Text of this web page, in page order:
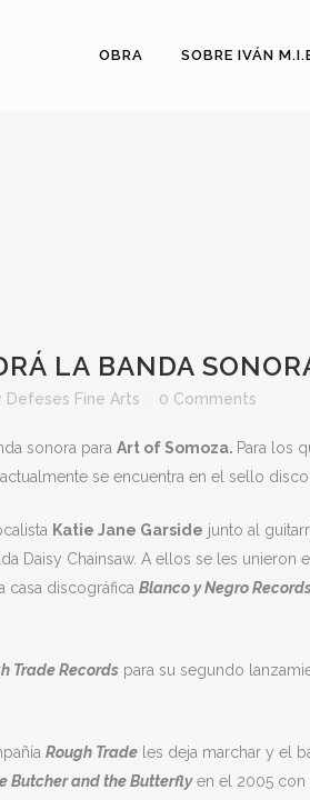
OBRA SOBRE IVÁN
LA BANDA
Defeses Fine Arts 0 Comments
sonora para Art of Somoza. Para los
se encuentra en el sello
Katie Jane Garside junto al
Daisy Chainsaw. A ellos se les
casa discográfica Blanco y Negro
Trade Records para su segundo
Rough Trade les deja marchar y el
Butcher and the Butterflyen el 2005 con